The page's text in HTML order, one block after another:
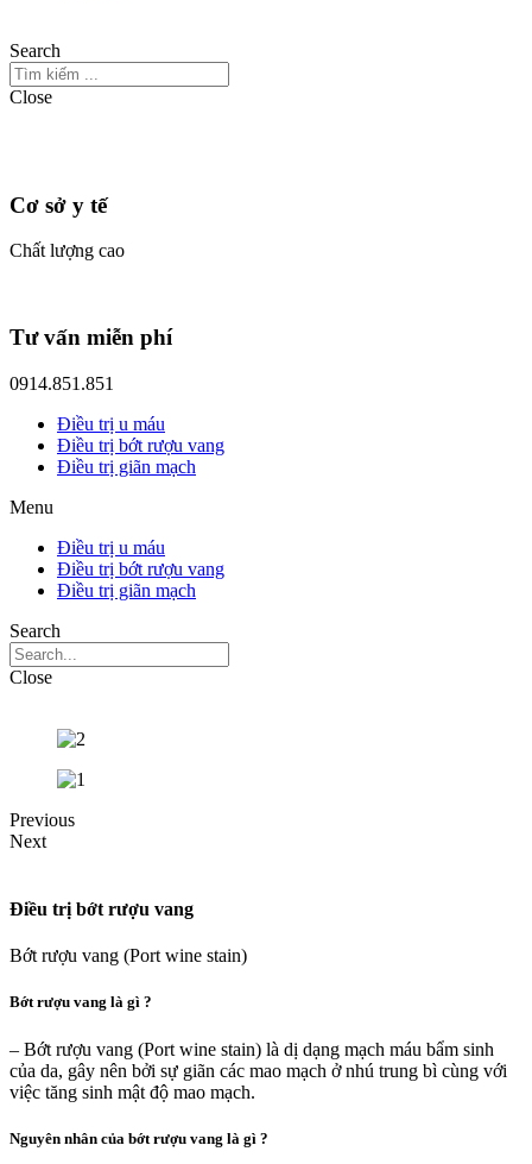
Search
Close
Cơ sở y tế
Chất lượng cao
Tư vấn miễn phí
0914.851.851
Điều trị u máu
Điều trị bớt rượu vang
Điều trị giãn mạch
Menu
Điều trị u máu
Điều trị bớt rượu vang
Điều trị giãn mạch
Search
Close
Previous
Next
Điều trị bớt rượu vang
Bớt rượu vang (Port wine stain)
Bớt rượu vang là gì ?
– Bớt rượu vang (Port wine stain) là dị dạng mạch máu bẩm sinh
của da, gây nên bởi sự giãn các mao mạch ở nhú trung bì cùng với
việc tăng sinh mật độ mao mạch.
Nguyên nhân của bớt rượu vang là gì ?